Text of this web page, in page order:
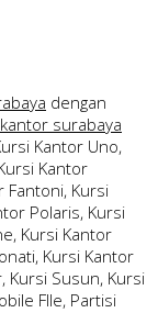
dengan
surabaya
Kantor Uno,
Kantor
Fantoni, Kursi
Polaris, Kursi
Kursi Kantor
Kursi Kantor
Kursi Susun, Kursi
FIle, Partisi